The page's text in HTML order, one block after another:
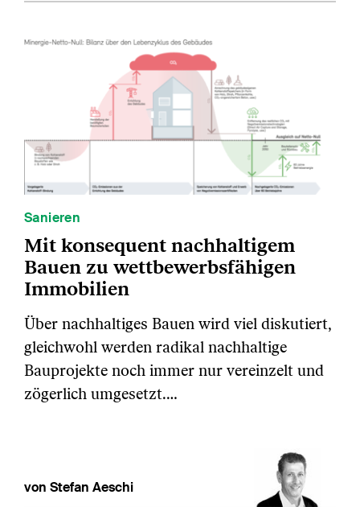
Sanieren
Mit konsequent nachhaltigem
Bauen zu wettbewerbsfähigen
Immobilien
Über nachhaltiges Bauen wird viel diskutiert,
gleichwohl werden radikal nachhaltige
Bauprojekte noch immer nur vereinzelt und
zögerlich umgesetzt.…
von Stefan Aeschi